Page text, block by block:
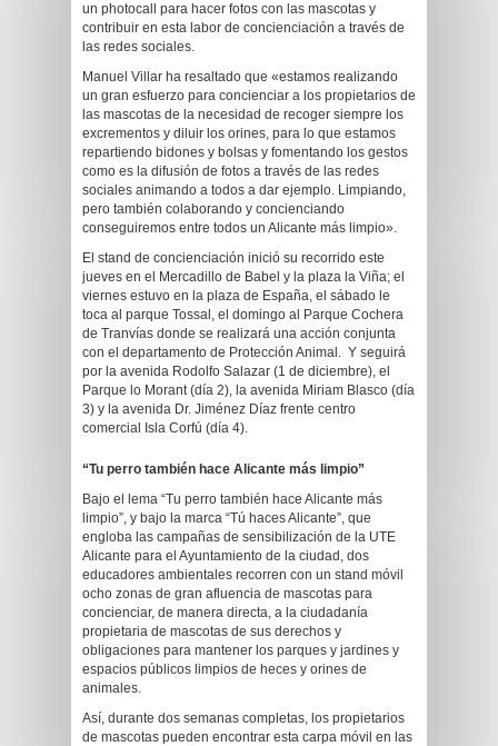
un photocall para hacer fotos con las mascotas y
contribuir en esta labor de concienciación a través de
las redes sociales.
Manuel Villar ha resaltado que «estamos realizando
un gran esfuerzo para concienciar a los propietarios de
las mascotas de la necesidad de recoger siempre los
excrementos y diluir los orines, para lo que estamos
repartiendo bidones y bolsas y fomentando los gestos
como es la difusión de fotos a través de las redes
sociales animando a todos a dar ejemplo. Limpiando,
pero también colaborando y concienciando
conseguiremos entre todos un Alicante más limpio».
El stand de concienciación inició su recorrido este
jueves en el Mercadillo de Babel y la plaza la Viña; el
viernes estuvo en la plaza de España, el sábado le
toca al parque Tossal, el domingo al Parque Cochera
de Tranvías donde se realizará una acción conjunta
con el departamento de Protección Animal. Y seguirá
por la avenida Rodolfo Salazar (1 de diciembre), el
Parque lo Morant (día 2), la avenida Miriam Blasco (día
3) y la avenida Dr. Jiménez Díaz frente centro
comercial Isla Corfú (día 4).
“Tu perro también hace Alicante más limpio”
Bajo el lema “Tu perro también hace Alicante más
limpio”, y bajo la marca “Tú haces Alicante”, que
engloba las campañas de sensibilización de la UTE
Alicante para el Ayuntamiento de la ciudad, dos
educadores ambientales recorren con un stand móvil
ocho zonas de gran afluencia de mascotas para
concienciar, de manera directa, a la ciudadanía
propietaria de mascotas de sus derechos y
obligaciones para mantener los parques y jardines y
espacios públicos limpios de heces y orines de
animales.
Así, durante dos semanas completas, los propietarios
de mascotas pueden encontrar esta carpa móvil en las